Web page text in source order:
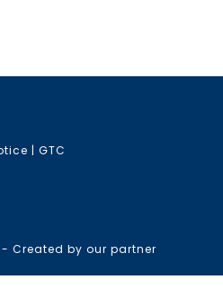
|GTC
- Created by our partner